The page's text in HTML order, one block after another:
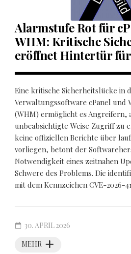
Alarmstufe Rot für
WHM: Kritische
eröffnet Hintertür
Eine kritische Sicherheitslücke in
Verwaltungssoftware cPanel und
(WHM) ermöglicht es Angreifern,
unbeabsichtigte Weise Zugriff zu
keine offiziellen Berichte über
vorliegen, betont der
Notwendigkeit eines zeitnahen
Schwere des Problems. Die
mit dem Kennzeichen CVE-2026-
MEHR
30. APRIL 2026